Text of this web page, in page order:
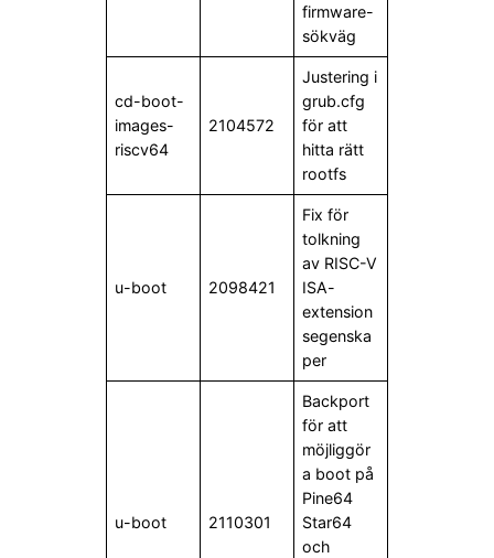
firmware-
sökväg
cd-boot-
images-
riscv64
2104572
Justering i
grub.cfg
för att
hitta rätt
rootfs
u-boot 2098421
Fix för
tolkning
av RISC-V
ISA-
extension
segenska
per
u-boot 2110301
Backport
för att
möjliggör
a boot på
Pine64
Star64
och